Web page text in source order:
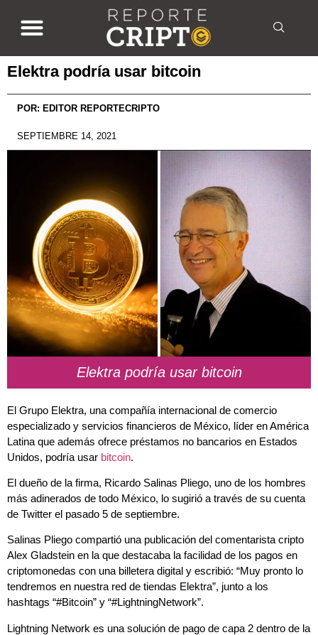
Elektra podría usar bitcoin
POR: EDITOR REPORTECRIPTO
SEPTIEMBRE 14, 2021
Elektra podría usar bitcoin
El Grupo Elektra, una compañía internacional de comercio
especializado y servicios financieros de México, líder en América
Latina que además ofrece préstamos no bancarios en Estados
Unidos, podría usar bitcoin.
El dueño de la firma, Ricardo Salinas Pliego, uno de los hombres
más adinerados de todo México, lo sugirió a través de su cuenta
de Twitter el pasado 5 de septiembre.
Salinas Pliego compartió una publicación del comentarista cripto
Alex Gladstein en la que destacaba la facilidad de los pagos en
criptomonedas con una billetera digital y escribió: “Muy pronto lo
tendremos en nuestra red de tiendas Elektra”, junto a los
hashtags “#Bitcoin” y “#LightningNetwork”.
Lightning Network es una solución de pago de capa 2 dentro de la